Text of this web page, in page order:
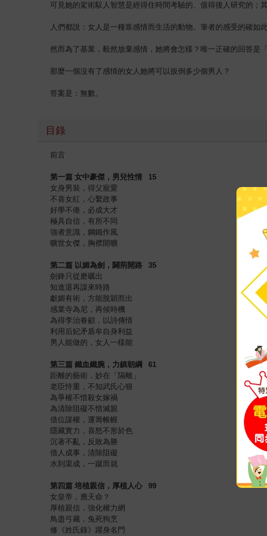
可見她的駕術馭人智慧是經得住時間考驗的、值得後人研究的；
人們都說：女人是一種靠感情而生活的動物。筆者的感受的確如
然而為了基業，毅然放棄感情，她將會怎樣？唯一正確的回答是
那麼一個沒有了感情的女人她將可以扳倒多少個男人？
答案是：無數。
目錄
前言
第一篇 女中豪傑，男兒性情 15
女身男裝，得父寵愛
不喜女紅，心繫政事
好學不倦，必成大才
極具自信，有所不同
強者意識，鋼鐵作風
曠世女傑，胸襟開曠
第二篇 以媚為劍，闢荊開路 35
劍鋒只從磨礪出
知進退再謀來時路
獻媚有術，方能脫穎而出
感業寺為尼，再候時機
為得李治眷顧，以詩傳情
利用后妃矛盾牟自身利益
男人能做的，女人一樣能
第三篇 鐵血鐵腕，力鎮朝綱 61
距離的藝術，妙在「隔離」
老臣恃重，不知武氏心狠
為爭權不惜殺女嫁禍
為清除阻礙不惜滅親
借位謀權，運籌帷幄
隱藏實力，喜怒不形於色
沉著不亂，反敗為勝
借人成事，清除阻礙
水到渠成，一蹴而就
第四篇 培植親信，厚植人心 99
女皇帝，應天命？
厚植親信，強化權力網
鳥盡弓藏，兔死狗烹
修《姓氏錄》躍身名門